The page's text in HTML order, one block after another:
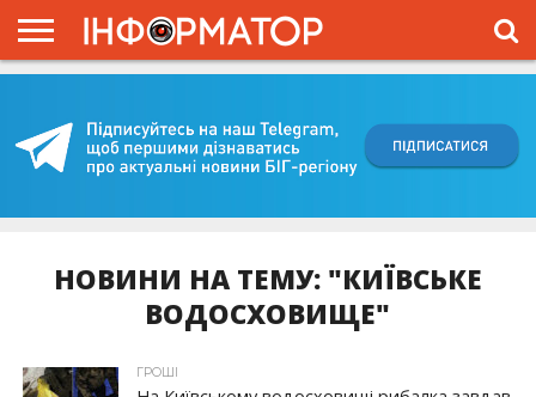
ПРОЄКТ
НОВИНИ НА ТЕМУ: "КИЇВСЬКЕ
ВОДОСХОВИЩЕ"
ГРОШІ